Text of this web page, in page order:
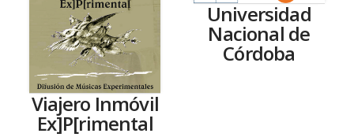
Viajero Inmóvil
Ex]P[rimental
Universidad
Nacional de
Córdoba